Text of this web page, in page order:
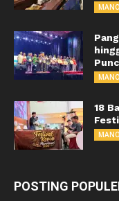
18
POSTING